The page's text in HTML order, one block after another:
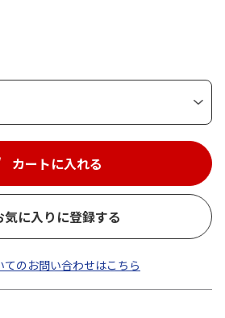
カートに入れる
気に入りに登録する
てのお問い合わせはこちら